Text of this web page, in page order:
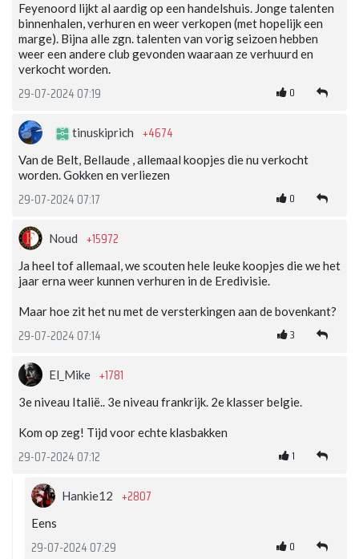
Feyenoord lijkt al aardig op een handelshuis. Jonge talenten
binnenhalen, verhuren en weer verkopen (met hopelijk een
marge). Bijna alle zgn. talenten van vorig seizoen hebben
weer een andere club gevonden waaraan ze verhuurd en
verkocht worden.
29-07-2024 07:19 0
tinuskiprich +4674
Van de Belt, Bellaude , allemaal koopjes die nu verkocht
worden. Gokken en verliezen
29-07-2024 07:17 0
Noud +15972
Ja heel tof allemaal, we scouten hele leuke koopjes die we het
jaar erna weer kunnen verhuren in de Eredivisie.
Maar hoe zit het nu met de versterkingen aan de bovenkant?
29-07-2024 07:14 3
El_Mike +1781
3e niveau Italië.. 3e niveau frankrijk. 2e klasser belgie.
Kom op zeg! Tijd voor echte klasbakken
29-07-2024 07:12 1
Hankie12 +2807
Eens
29-07-2024 07:29 0